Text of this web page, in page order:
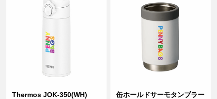
Thermos JOK-350(WH) 缶ホールドサーモタンブラー